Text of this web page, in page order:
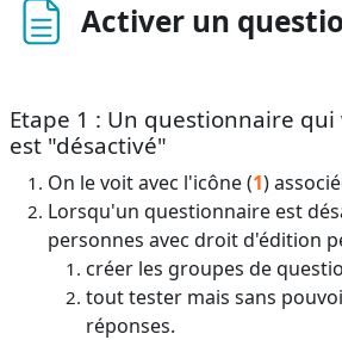
Activer un
Etape 1 : Un questionnaire
est "désactivé"
On le voit avec l'icône (1)
Lorsqu'un questionnaire est
personnes avec droit d'édition
créer les groupes de
tout tester mais sans
réponses.